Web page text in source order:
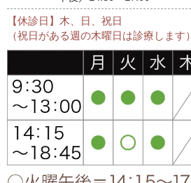
【休診日】木、日、祝日
（祝日がある週の木曜日は診療します）